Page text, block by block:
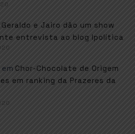
Geraldo e Jairo dão um show
entrevista ao blog Ipolítica
em Chor-Chocolate de Origem
em ranking da Prazeres da